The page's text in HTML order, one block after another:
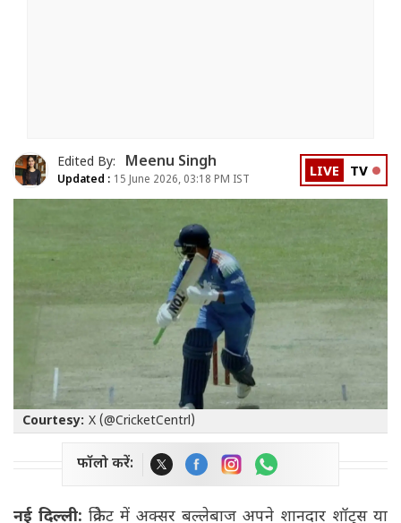
Edited By: Meenu Singh
Updated : 15 June 2026, 03:18 PM IST LIVE TV
Courtesy: X (@CricketCentrl)
फॉलो करें:
नई दिल्ली: क्रिकेट में अक्सर बल्लेबाज अपने शानदार शॉट्स या